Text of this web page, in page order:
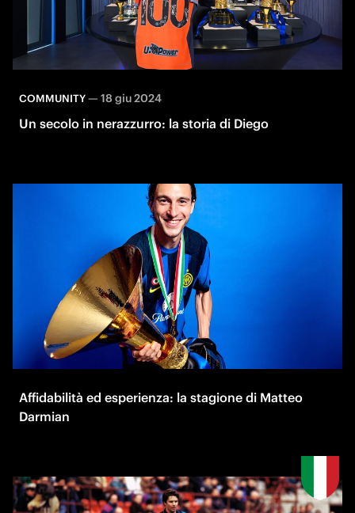
COMMUNITY— 18 giu 2024
Un secolo in nerazzurro: la storia di Diego
Affidabilità ed esperienza: la stagione di Matteo
Darmian